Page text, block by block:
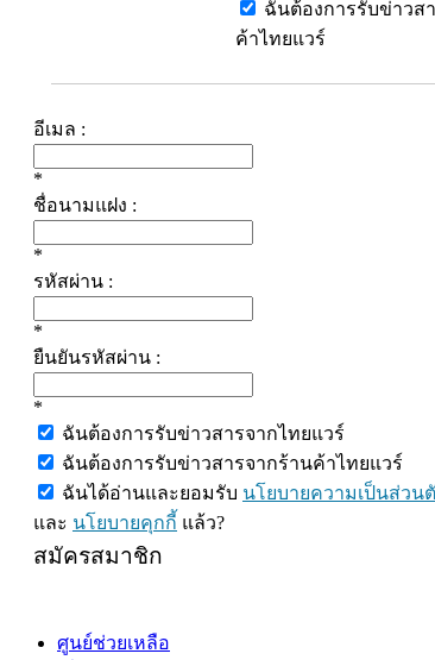
ฉันต้องการรับข่าวส
ค้าไทยแวร์
อีเมล :
*
ชื่อนามแฝง :
*
รหัสผ่าน :
*
ยืนยันรหัสผ่าน :
*
ฉันต้องการรับข่าวสารจากไทยแวร์
ฉันต้องการรับข่าวสารจากร้านค้าไทยแวร์
ฉันได้อ่านและยอมรับ นโยบายความเป็นส่วน
และ นโยบายคุกกี้ แล้ว?
สมัครสมาชิก
ศูนย์ช่วยเหลือ